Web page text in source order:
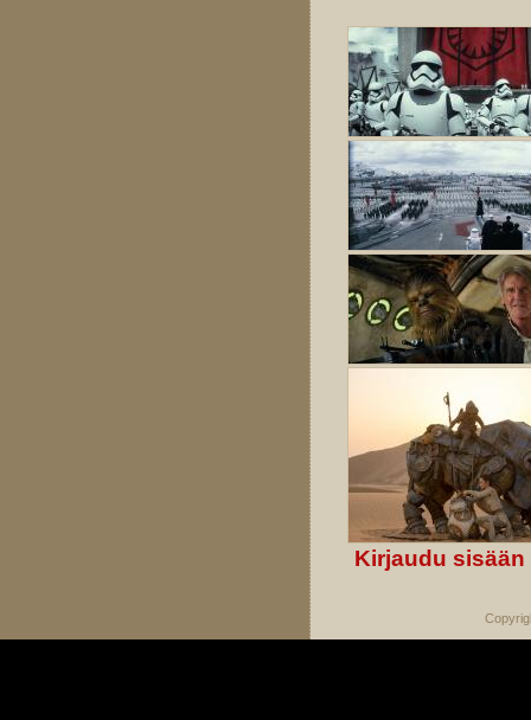
Kirjaudu sisään